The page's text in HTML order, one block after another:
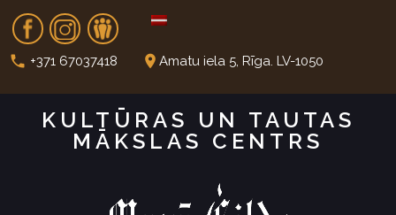
t
Fb In Dr
call +371 67037418 place Amatu iela 5, Rīga. LV-1050
KULTŪRAS UN TAUTAS
MĀKSLAS CENTRS